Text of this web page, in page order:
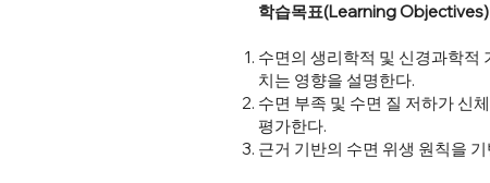
학습목표(Learning Objectives)
수면의 생리학적 및 신경과학적
치는 영향을 설명한다.
수면 부족 및 수면 질 저하가 신
평가한다.
근거 기반의 수면 위생 원칙을